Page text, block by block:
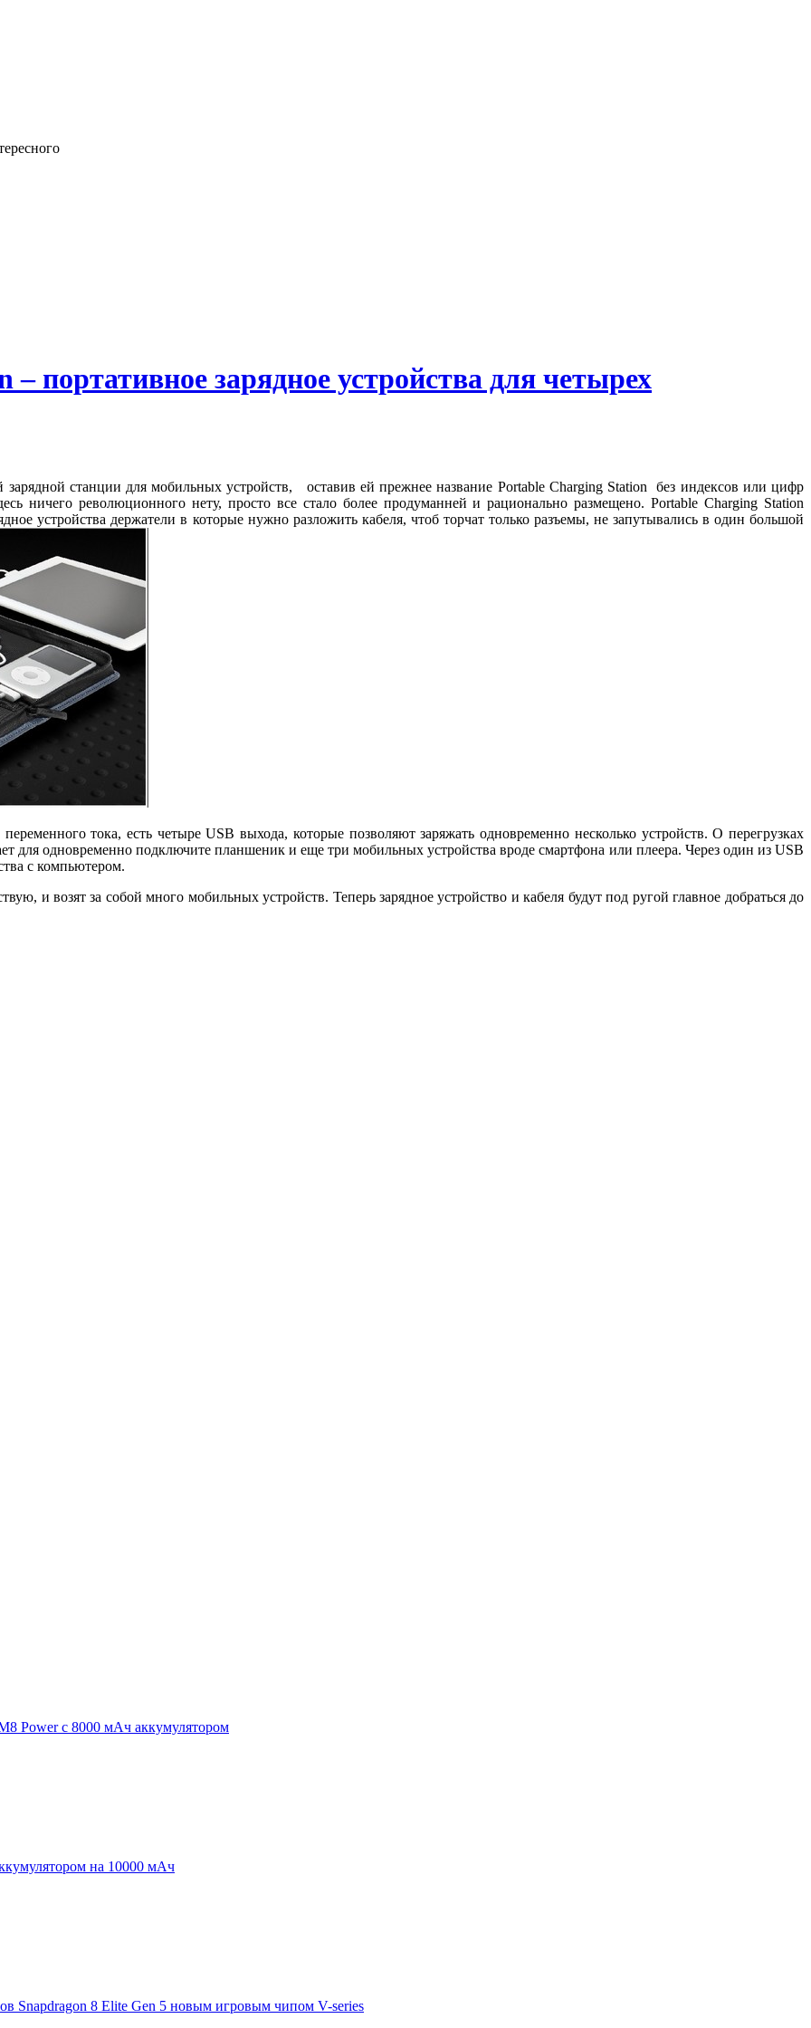
портативное зарядное устройства для четырех
станции для мобильных устройств, оставив ей прежнее название Portable Charging Station без индексов или цифр
ничего революционного нету, просто все стало более продуманней и рационально размещено. Portable Charging Station
устройства держатели в которые нужно разложить кабеля, чтоб торчат только разъемы, не запутывались в один большой
тока, есть четыре USB выхода, которые позволяют заряжать одновременно несколько устройств. О перегрузках
для одновременно подключите планшеник и еще три мобильных устройства вроде смартфона или плеера. Через один из USB
с компьютером.
и возят за собой много мобильных устройств. Теперь зарядное устройство и кабеля будут под ругой главное добраться до
Power с 8000 мАч аккумулятором
на 10000 мАч
Snapdragon 8 Elite Gen 5 новым игровым чипом V-series